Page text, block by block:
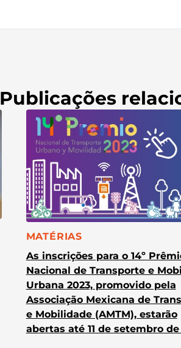
Publicações
CATEGORIA:
MATÉRIAS
As inscrições para o 14º
Nacional de Transporte e
Urbana 2023, promovido pela
Associação Mexicana de
e Mobilidade (AMTM), estarão
abertas até 11 de setembro de